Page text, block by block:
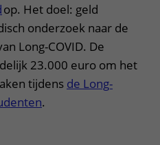
op. Het doel: geld
onderzoek naar de
Long-COVID. De
23.000 euro om het
tijdens de Long-
.